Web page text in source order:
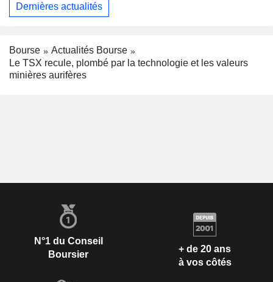
Dernières actualités
Bourse
Actualités Bourse
Le TSX recule, plombé par la technologie et les valeurs
minières aurifères
N°1 du Conseil
Boursier
+ de 20 ans
à vos côtés